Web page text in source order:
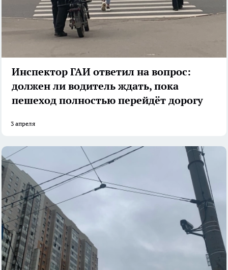
Инспектор ГАИ ответил на вопрос:
должен ли водитель ждать, пока
пешеход полностью перейдёт дорогу
3 апреля